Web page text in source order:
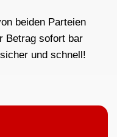
beiden Parteien
Betrag sofort bar
und schnell!